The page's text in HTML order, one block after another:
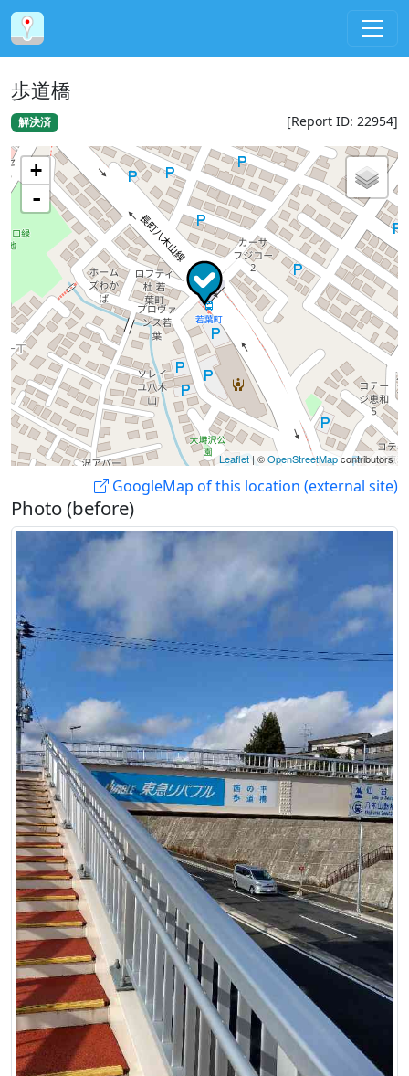
歩道橋
解決済 [Report ID: 22954]
+
-
Leaflet | ©OpenStreetMapcontributors
GoogleMap of this location (external site)
Photo (before)